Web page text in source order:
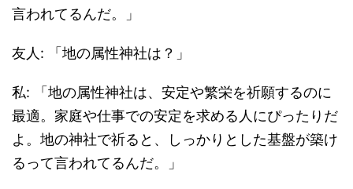
言われてるんだ。」
友人: 「地の属性神社は？」
私: 「地の属性神社は、安定や繁栄を祈願するのに
最適。家庭や仕事での安定を求める人にぴったりだ
よ。地の神社で祈ると、しっかりとした基盤が築け
るって言われてるんだ。」